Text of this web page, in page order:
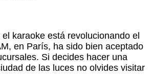
karaoke está revolucionando el
en París, ha sido bien aceptado
Si decides hacer una
de las luces no olvides visitar